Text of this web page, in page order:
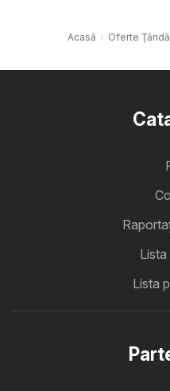
Acasă Oferte
Lista